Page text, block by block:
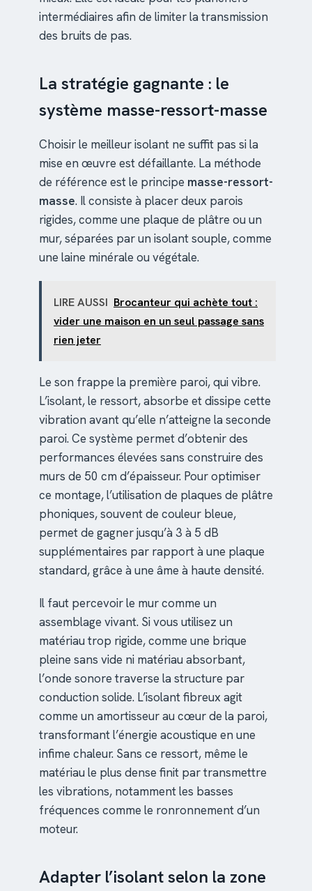
intermédiaires afin de limiter la transmission
des bruits de pas.
La stratégie gagnante : le
système masse-ressort-masse
Choisir le meilleur isolant ne suffit pas si la
mise en œuvre est défaillante. La méthode
de référence est le principe masse-ressort-
masse. Il consiste à placer deux parois
rigides, comme une plaque de plâtre ou un
mur, séparées par un isolant souple, comme
une laine minérale ou végétale.
LIRE AUSSI Brocanteur qui achète tout :
vider une maison en un seul passage sans
rien jeter
Le son frappe la première paroi, qui vibre.
L’isolant, le ressort, absorbe et dissipe cette
vibration avant qu’elle n’atteigne la seconde
paroi. Ce système permet d’obtenir des
performances élevées sans construire des
murs de 50 cm d’épaisseur. Pour optimiser
ce montage, l’utilisation de plaques de plâtre
phoniques, souvent de couleur bleue,
permet de gagner jusqu’à 3 à 5 dB
supplémentaires par rapport à une plaque
standard, grâce à une âme à haute densité.
Il faut percevoir le mur comme un
assemblage vivant. Si vous utilisez un
matériau trop rigide, comme une brique
pleine sans vide ni matériau absorbant,
l’onde sonore traverse la structure par
conduction solide. L’isolant fibreux agit
comme un amortisseur au cœur de la paroi,
transformant l’énergie acoustique en une
infime chaleur. Sans ce ressort, même le
matériau le plus dense finit par transmettre
les vibrations, notamment les basses
fréquences comme le ronronnement d’un
moteur.
Adapter l’isolant selon la zone